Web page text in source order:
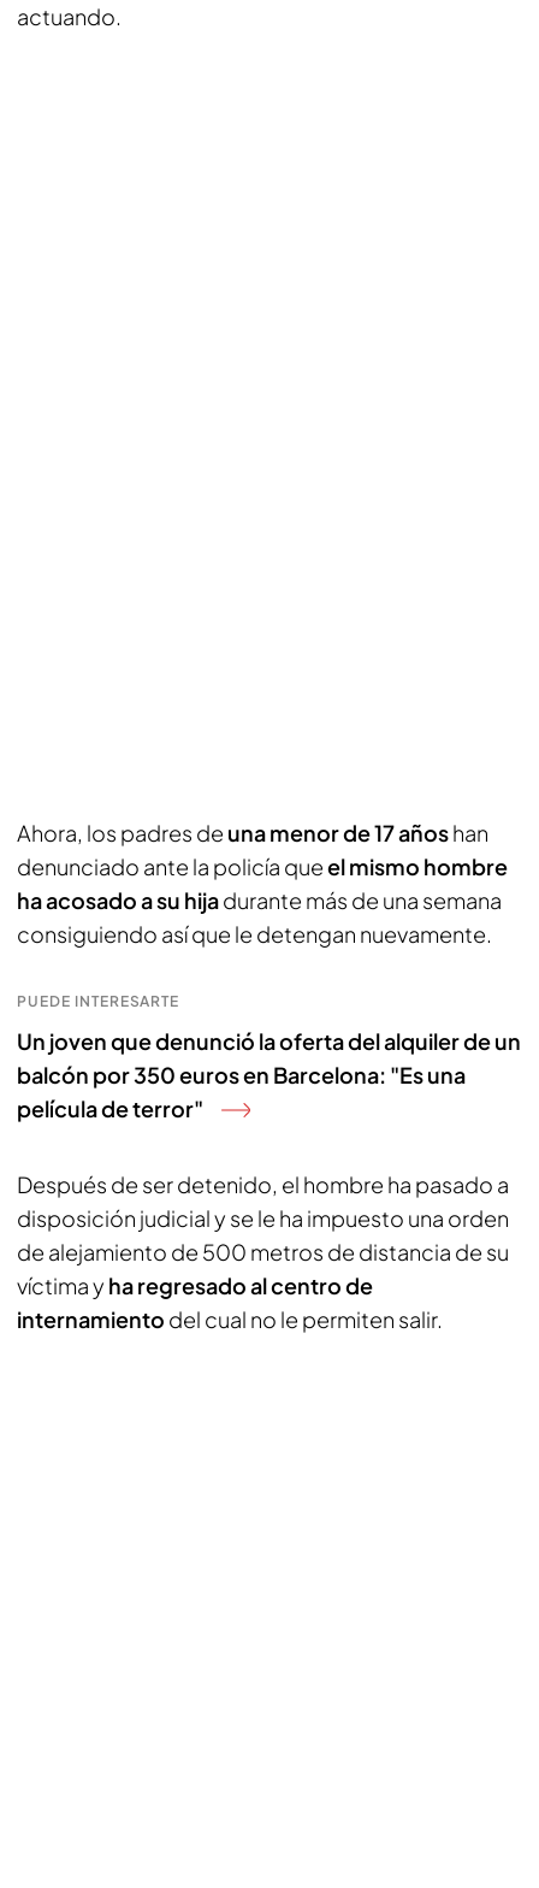
actuando.
Ahora, los padres de una menor de 17 añoshan
denunciado ante la policía queel mismo hombre
ha acosado a su hijadurante más de una semana
consiguiendo así que le detengan nuevamente.
PUEDE INTERESARTE
Un joven que denunció la oferta del alquiler de un
balcón por 350 euros en Barcelona: "Es una
película de terror"
Después de ser detenido, el hombre ha pasado a
disposición judicial y se le ha impuesto una orden
de alejamiento de 500 metros de distancia de su
víctima y ha regresado al centro de
internamiento del cual no le permiten salir.